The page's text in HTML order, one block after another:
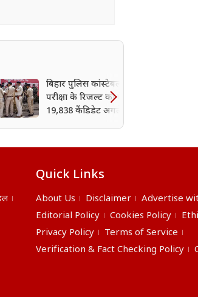
बिहार पुलिस कांस्टेबल भर्ती
परीक्षा के रिजल्ट का ऐलान,
19,838 कैंडिडेट अगले राउंड के
Quick Links
About Us Disclaimer Advertise
Editorial Policy
Cookies Policy
Privacy Policy
Terms of Service
Verification & Fact Checking Policy